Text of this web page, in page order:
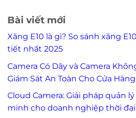
Bài viết mới
Xăng E10 là gì? So sánh xăng
tiết nhất 2025
Camera Có Dây và Camera
Giám Sát An Toàn Cho Cửa Hàng
Cloud Camera: Giải pháp quản
minh cho doanh nghiệp thời đại